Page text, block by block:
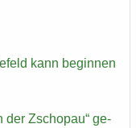
kann be­gin­nen
der Zscho­pau“ ge­